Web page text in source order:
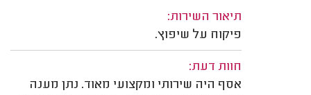
תיאור השירות:
פיקוח על שיפוץ.
חוות דעת:
אסף היה שירותי ומקצועי מאוד. נתן מענה